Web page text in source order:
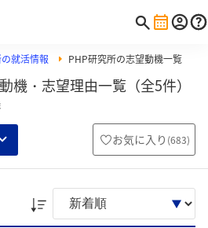
就活情報 PHP研究所の志望動機一覧
機・志望理由一覧（全5件）
お気に入り (683)